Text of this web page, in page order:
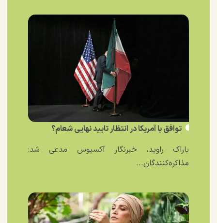
توافق با آمریکا در انتظار تایید نهایی شعام؟
باراک راوید، خبرنگار آکسیوس مدعی شد:
مذاکره‌کنندگان...